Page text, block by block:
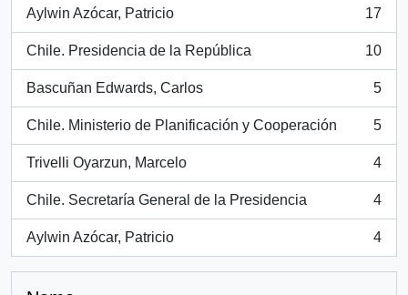
Aylwin Azócar, Patricio
, 17 results
17
Chile. Presidencia de la República
, 10 results
10
Bascuñan Edwards, Carlos
, 5 results
5
Chile. Ministerio de Planificación y Cooperación
, 5 results
5
Trivelli Oyarzun, Marcelo
, 4 results
4
Chile. Secretaría General de la Presidencia
, 4 results
4
Aylwin Azócar, Patricio
, 4 results
4